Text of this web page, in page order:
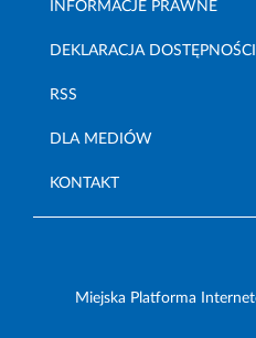
INFORMACJE PRAWNE
DEKLARACJA DOSTĘPNOŚCI
RSS
DLA MEDIÓW
KONTAKT
Miejska Platforma